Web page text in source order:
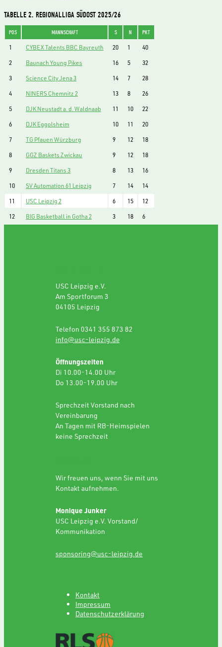
TABELLE 2. REGIONALLIGA SÜDOST 2025/26
POS MANNSCHAFT S N PKT
1 CYBEX Talents BBC Bayreuth 20 1
40
2
Baunach Young Pikes 16 5
32
3
Science City Jena 3 14 7
28
4
NINERS Chemnitz 2 13 8
26
5
DJK Neustadt a. d. Waldnaab 11 10
22
6
DJK Eggolsheim 10 11
20
7
TG Pfauen Würzburg 9 12
18
8
GGZ Baskets Zwickau 9 12
18
9
Dresden Titans 3 8 13
16
10
SV Automation 61 Leipzig 7 14
14
11
USC Leipzig 2 6 15
12
12
BIG Basketball in Gotha 2 3 18 6
USC Leipzig e.V.
Am Sportforum 3
04105 Leipzig
Telefon 0341 355 873 82
info@usc-leipzig.de
Öffnungszeiten
Di 10.00-14.00 Uhr
Do 13.00-19.00 Uhr
Sprechzeit Vorstand nach
Vereinbarung
An Tagen mit RB-Heimspielen
keine Sprechzeit
Wir freuen uns, wenn Sie mit uns
Kontakt aufnehmen.
Monique Junker
USC Leipzig e.V. Vorstand/
Kommunikation
sponsoring@usc-leipzig.de
Kontakt
Impressum
Datenschutzerklärung